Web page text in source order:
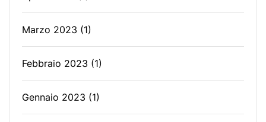
Marzo 2023 (1)
Febbraio 2023 (1)
Gennaio 2023 (1)